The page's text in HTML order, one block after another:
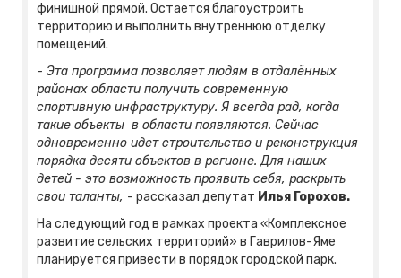
финишной прямой. Остается благоустроить
территорию и выполнить внутреннюю отделку
помещений.
- Эта программа позволяет людям в отдалённых
районах области получить современную
спортивную инфраструктуру. Я всегда рад, когда
такие объекты в области появляются. Сейчас
одновременно идет строительство и реконструкция
порядка десяти объектов в регионе. Для наших
детей - это возможность проявить себя, раскрыть
свои таланты, - рассказал депутат Илья Горохов.
На следующий год в рамках проекта «Комплексное
развитие сельских территорий» в Гаврилов-Яме
планируется привести в порядок городской парк.